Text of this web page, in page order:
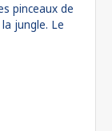
pinceaux de
jungle. Le